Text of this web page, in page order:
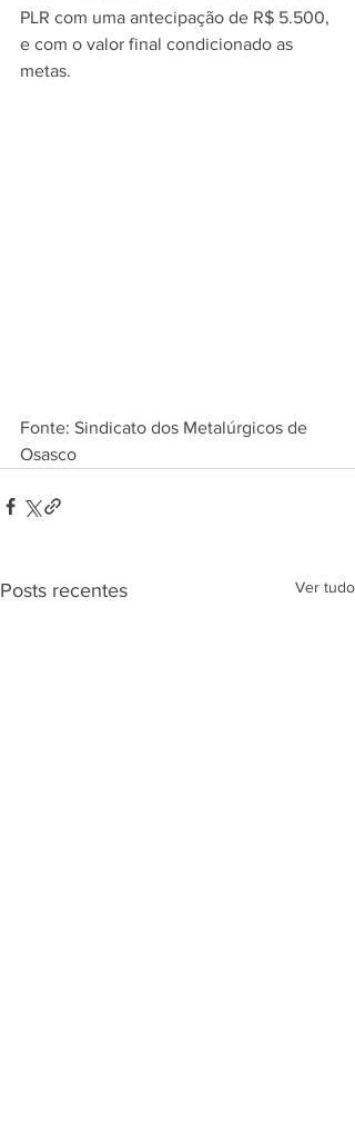
PLR com uma antecipação de R$ 5.500,
e com o valor final condicionado as
metas.
Fonte: Sindicato dos Metalúrgicos de
Osasco
Posts recentes Ver tudo